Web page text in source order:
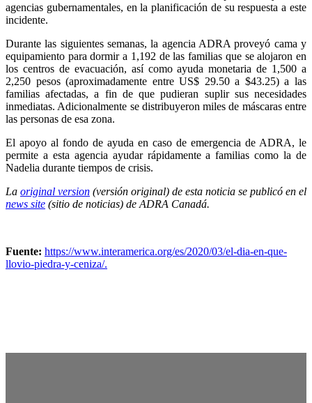
agencias gubernamentales, en la planificación de su respuesta a este
incidente.
Durante las siguientes semanas, la agencia ADRA proveyó cama y
equipamiento para dormir a 1,192 de las familias que se alojaron en
los centros de evacuación, así como ayuda monetaria de 1,500 a
2,250 pesos (aproximadamente entre US$ 29.50 a $43.25) a las
familias afectadas, a fin de que pudieran suplir sus necesidades
inmediatas. Adicionalmente se distribuyeron miles de máscaras entre
las personas de esa zona.
El apoyo al fondo de ayuda en caso de emergencia de ADRA, le
permite a esta agencia ayudar rápidamente a familias como la de
Nadelia durante tiempos de crisis.
La original version (versión original) de esta noticia se publicó en el
news site (sitio de noticias) de ADRA Canadá.
Fuente: https://www.interamerica.org/es/2020/03/el-dia-en-que-
llovio-piedra-y-ceniza/.